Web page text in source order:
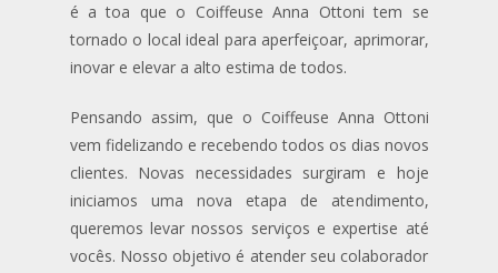
é a toa que o Coiffeuse Anna Ottoni tem se
tornado o local ideal para aperfeiçoar, aprimorar,
inovar e elevar a alto estima de todos.
Pensando assim, que o Coiffeuse Anna Ottoni
vem fidelizando e recebendo todos os dias novos
clientes. Novas necessidades surgiram e hoje
iniciamos uma nova etapa de atendimento,
queremos levar nossos serviços e expertise até
vocês. Nosso objetivo é atender seu colaborador